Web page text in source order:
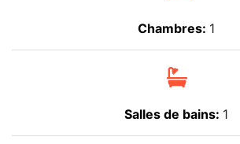
Chambres: 1
Salles de bains: 1